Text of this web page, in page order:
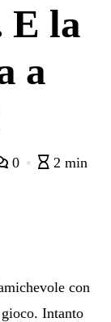
E la
a
0
2 min
con
Intanto